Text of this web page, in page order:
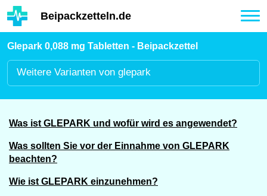
Hauptinhalt
Beipackzetteln.de
Glepark 0,088 mg Tabletten - Beipackzettel
Weitere Varianten von glepark
Was ist GLEPARK und wofür wird es angewendet?
Was sollten Sie vor der Einnahme von GLEPARK
beachten?
Wie ist GLEPARK einzunehmen?